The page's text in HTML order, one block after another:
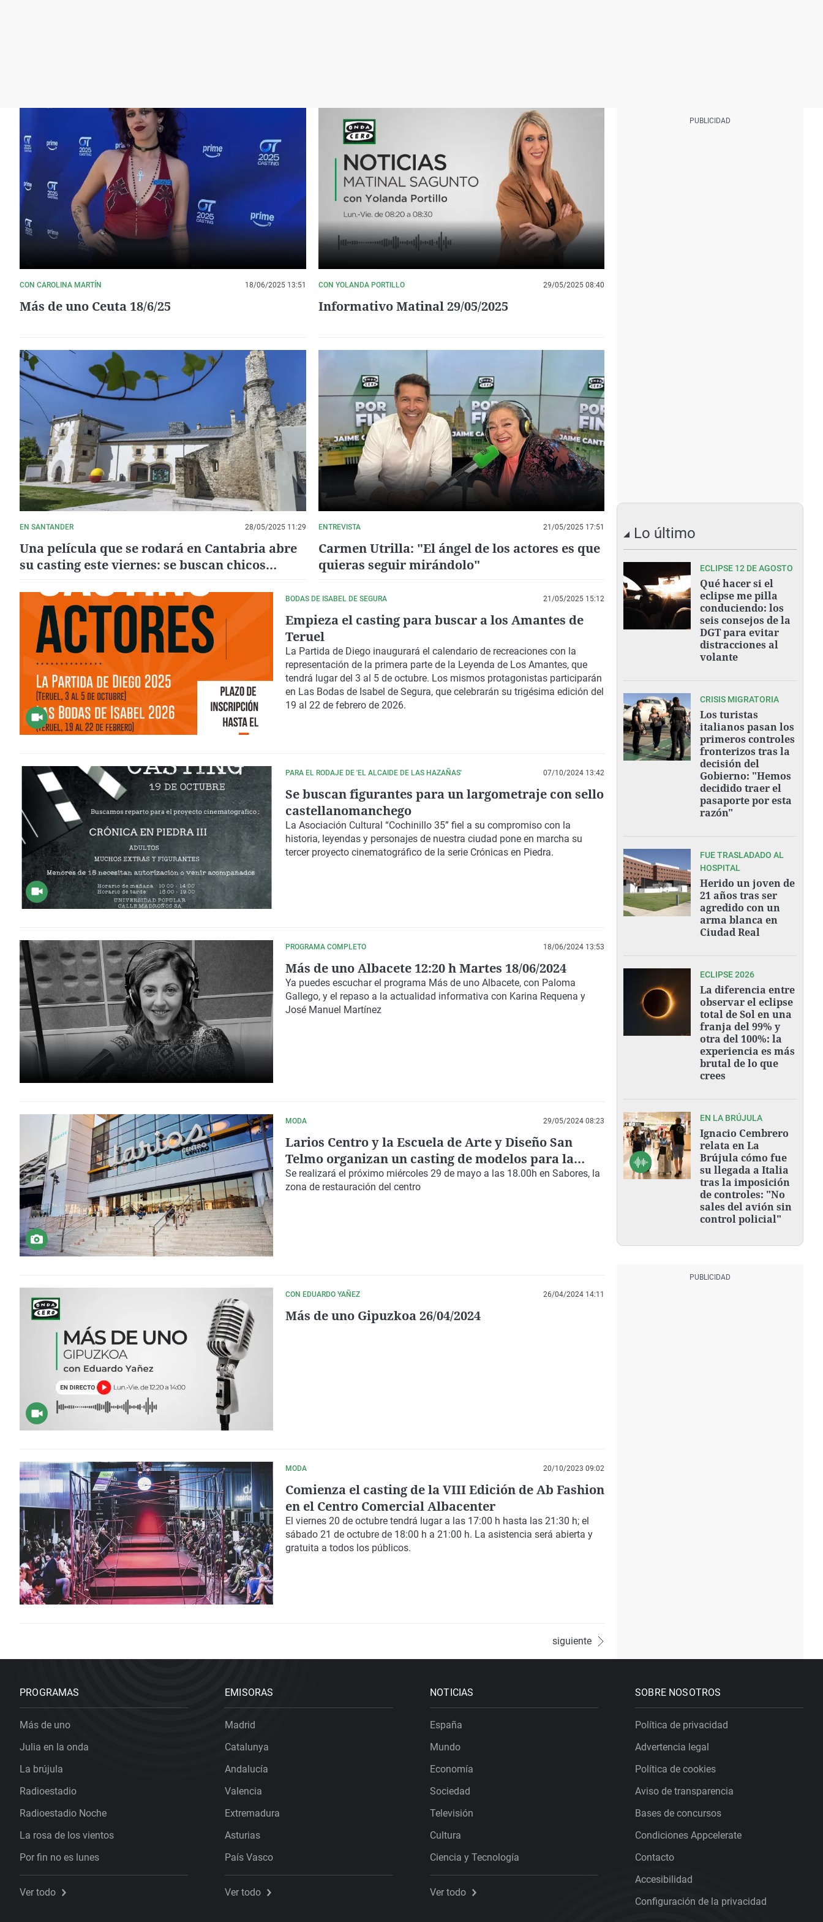
CON CAROLINA MARTÍN 18/06/2025 13:51
Más de uno Ceuta 18/6/25
CON YOLANDA PORTILLO 29/05/2025 08:40
Informativo Matinal 29/05/2025
EN SANTANDER 28/05/2025 11:29
Una película que se rodará en Cantabria abre
su casting este viernes: se buscan chicos
ENTREVISTA 21/05/2025 17:51
Carmen Utrilla: "El ángel de los actores es que
quieras seguir mirándolo"
BODAS DE ISABEL DE SEGURA 21/05/2025 15:12
Empieza el casting para buscar a los Amantes de
Teruel
La Partida de Diego inaugurará el calendario de recreaciones con la
representación de la primera parte de la Leyenda de Los Amantes, que
tendrá lugar del 3 al 5 de octubre. Los mismos protagonistas participarán
en Las Bodas de Isabel de Segura, que celebrarán su trigésima edición del
19 al 22 de febrero de 2026.
PARA EL RODAJE DE 'EL ALCAIDE DE LAS HAZAÑAS' 07/10/2024 13:42
Se buscan figurantes para un largometraje con sello
castellanomanchego
La Asociación Cultural “Cochinillo 35” fiel a su compromiso con la
historia, leyendas y personajes de nuestra ciudad pone en marcha su
tercer proyecto cinematográfico de la serie Crónicas en Piedra.
PROGRAMA COMPLETO 18/06/2024 13:53
Más de uno Albacete 12:20 h Martes 18/06/2024
Ya puedes escuchar el programa Más de uno Albacete, con Paloma
Gallego, y el repaso a la actualidad informativa con Karina Requena y
José Manuel Martínez
MODA 29/05/2024 08:23
Larios Centro y la Escuela de Arte y Diseño San
Telmo organizan un casting de modelos para la
pasarela ‘St Fashion Show’ 24
Se realizará el próximo miércoles 29 de mayo a las 18.00h en Sabores, la
zona de restauración del centro
CON EDUARDO YAÑEZ 26/04/2024 14:11
Más de uno Gipuzkoa 26/04/2024
MODA 20/10/2023 09:02
Comienza el casting de la VIII Edición de Ab Fashion
en el Centro Comercial Albacenter
El viernes 20 de octubre tendrá lugar a las 17:00 h hasta las 21:30 h; el
sábado 21 de octubre de 18:00 h a 21:00 h. La asistencia será abierta y
gratuita a todos los públicos.
siguiente
Lo último
ECLIPSE 12 DE AGOSTO
Qué hacer si el
eclipse me pilla
conduciendo: los
seis consejos de la
DGT para evitar
distracciones al
volante
CRISIS MIGRATORIA
Los turistas
italianos pasan los
primeros controles
fronterizos tras la
decisión del
Gobierno: "Hemos
decidido traer el
pasaporte por esta
razón"
FUE TRASLADADO AL
HOSPITAL
Herido un joven de
21 años tras ser
agredido con un
arma blanca en
Ciudad Real
ECLIPSE 2026
La diferencia entre
observar el eclipse
total de Sol en una
franja del 99% y
otra del 100%: la
experiencia es más
brutal de lo que
crees
EN LA BRÚJULA
Ignacio Cembrero
relata en La
Brújula cómo fue
su llegada a Italia
tras la imposición
de controles: "No
sales del avión sin
control policial"
PROGRAMAS
Más de uno
Julia en la onda
La brújula
Radioestadio
Radioestadio Noche
La rosa de los vientos
Por fin no es lunes
Ver todo
EMISORAS
Madrid
Catalunya
Andalucía
Valencia
Extremadura
Asturias
País Vasco
Ver todo
NOTICIAS
España
Mundo
Economía
Sociedad
Televisión
Cultura
Ciencia y Tecnología
Ver todo
SOBRE NOSOTROS
Política de privacidad
Advertencia legal
Política de cookies
Aviso de transparencia
Bases de concursos
Condiciones Appcelerate
Contacto
Accesibilidad
Configuración de la privacidad